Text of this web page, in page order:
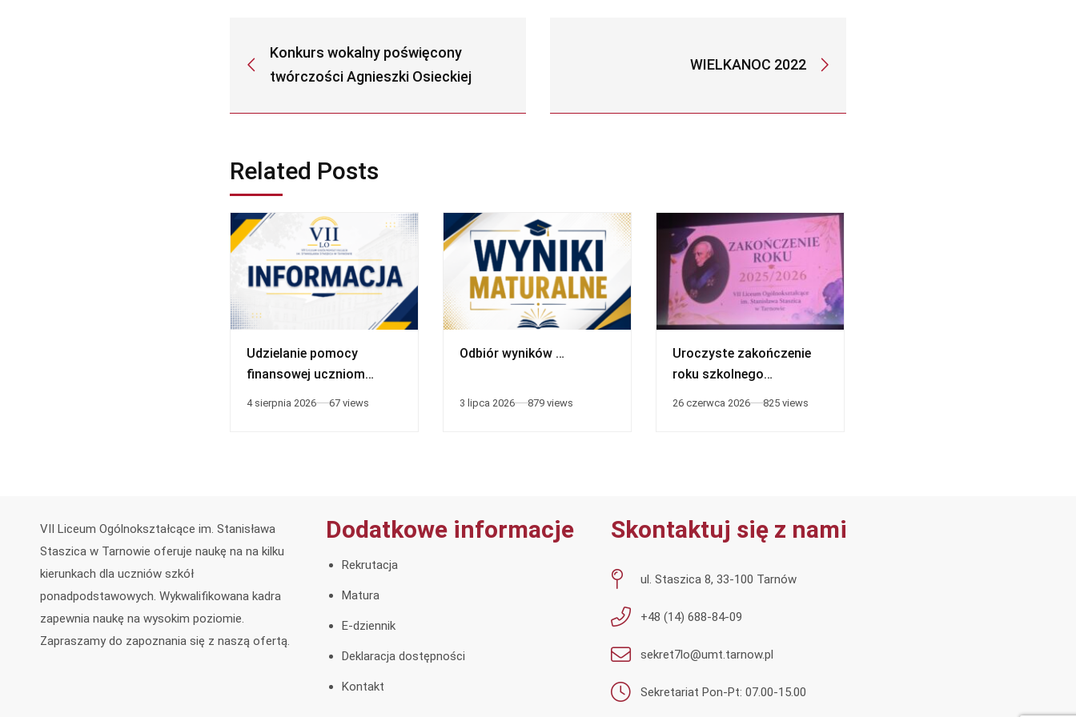
Konkurs wokalny poświęcony
twórczości Agnieszki Osieckiej
WIELKANOC 2022
Related Posts
Udzielanie pomocy
finansowej uczniom
4 sierpnia 2026 67 views
Odbiór wyników …
3 lipca 2026 879 views
Uroczyste zakończenie
roku szkolnego
26 czerwca 2026 825 views
VII Liceum Ogólnokształcące im. Stanisława
Staszica w Tarnowie oferuje naukę na na kilku
kierunkach dla uczniów szkół
ponadpodstawowych. Wykwalifikowana kadra
zapewnia naukę na wysokim poziomie.
Zapraszamy do zapoznania się z naszą ofertą.
Dodatkowe informacje
Rekrutacja
Matura
E-dziennik
Deklaracja dostępności
Kontakt
Skontaktuj się z nami
ul. Staszica 8, 33-100 Tarnów
+48 (14) 688-84-09
sekret7lo@umt.tarnow.pl
Sekretariat Pon-Pt: 07.00-15.00